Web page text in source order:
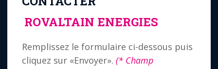
ROVALTAIN ENERGIES
Remplissez le formulaire ci-dessous puis
cliquez sur «Envoyer». (* Champ